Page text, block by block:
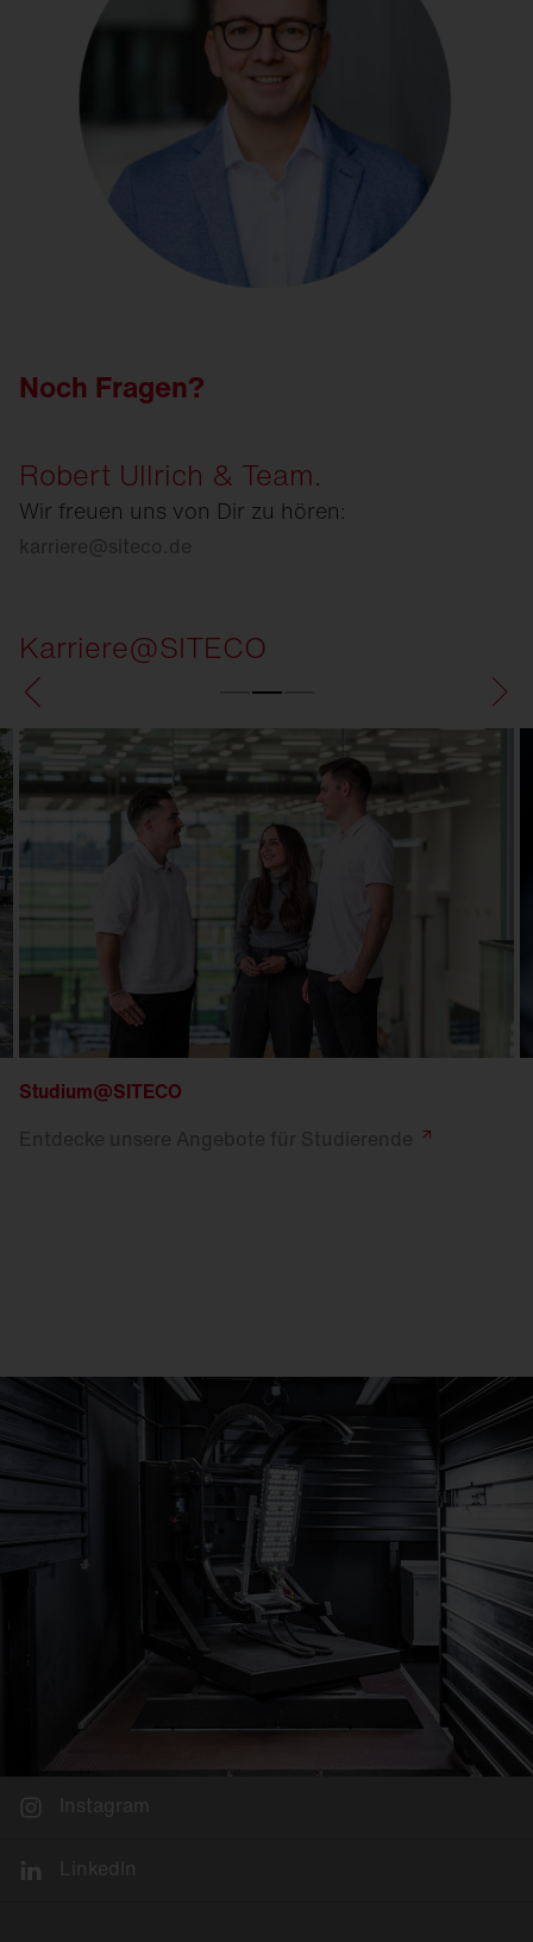
Noch Fragen?
Robert Ullrich & Team.
Wir freuen uns von Dir zu hören:
karriere@siteco.de
Karriere@SITECO
Studium@SITECO
Entdecke unsere Angebote für Studierende
Instagram
LinkedIn